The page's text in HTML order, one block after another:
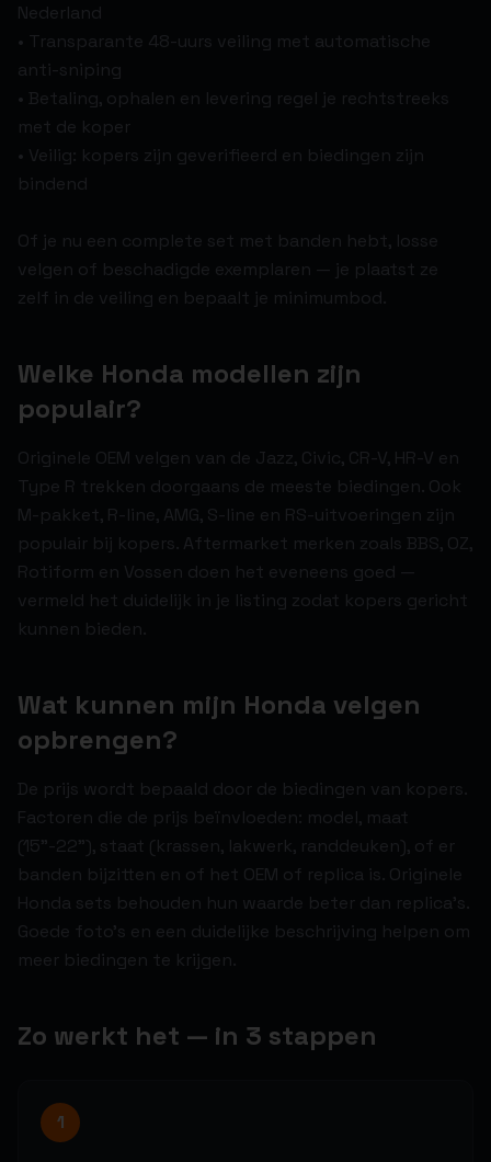
Nederland
• Transparante 48-uurs veiling met automatische
anti-sniping
• Betaling, ophalen en levering regel je rechtstreeks
met de koper
• Veilig: kopers zijn geverifieerd en biedingen zijn
bindend
Of je nu een complete set met banden hebt, losse
velgen of beschadigde exemplaren — je plaatst ze
zelf in de veiling en bepaalt je minimumbod.
Welke Honda modellen zijn
populair?
Originele OEM velgen van de Jazz, Civic, CR-V, HR-V en
Type R trekken doorgaans de meeste biedingen. Ook
M-pakket, R-line, AMG, S-line en RS-uitvoeringen zijn
populair bij kopers. Aftermarket merken zoals BBS, OZ,
Rotiform en Vossen doen het eveneens goed —
vermeld het duidelijk in je listing zodat kopers gericht
kunnen bieden.
Wat kunnen mijn Honda velgen
opbrengen?
De prijs wordt bepaald door de biedingen van kopers.
Factoren die de prijs beïnvloeden: model, maat
(15"-22"), staat (krassen, lakwerk, randdeuken), of er
banden bijzitten en of het OEM of replica is. Originele
Honda sets behouden hun waarde beter dan replica's.
Goede foto's en een duidelijke beschrijving helpen om
meer biedingen te krijgen.
Zo werkt het — in 3 stappen
1